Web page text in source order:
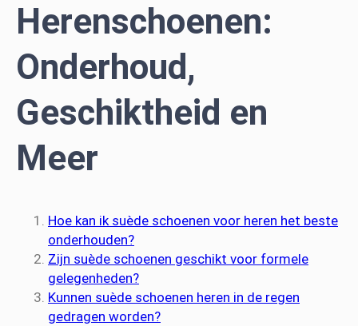
Herenschoenen:
Onderhoud,
Geschiktheid en
Meer
Hoe kan ik suède schoenen voor heren het beste
onderhouden?
Zijn suède schoenen geschikt voor formele
gelegenheden?
Kunnen suède schoenen heren in de regen
gedragen worden?